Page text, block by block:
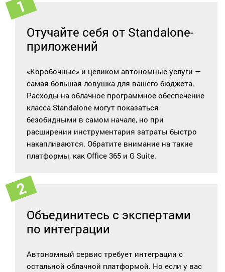
Отучайте себя от Standalone-
приложений
«Коробочные» и целиком автономные услуги —
самая большая ловушка для вашего бюджета.
Расходы на облачное программное обеспечение
класса Standalone могут показаться
безобидными в самом начале, но при
расширении инструментария затраты быстро
накапливаются. Обратите внимание на такие
платформы, как Office 365 и G Suite.
Объединитесь с экспертами
по интеграции
Автономный сервис требует интеграции с
остальной облачной платформой. Но если у вас